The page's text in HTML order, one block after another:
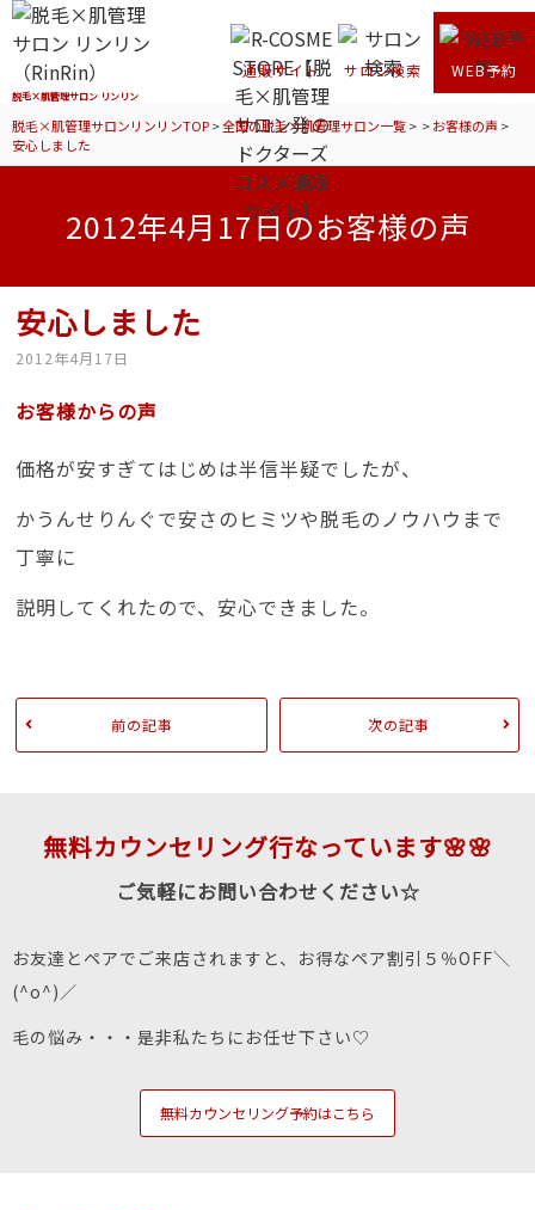
脱毛×肌管理サロン リンリン
通販サイト サロン検索 WEB予約
脱毛×肌管理サロンリンリンTOP>全国の脱毛×肌管理サロン一覧> >お客様の声 >
安心しました
2012年4月17日のお客様の声
安心しました
2012年4月17日
お客様からの声
価格が安すぎてはじめは半信半疑でしたが、
かうんせりんぐで安さのヒミツや脱毛のノウハウまで
丁寧に
説明してくれたので、安心できました。
前の記事 次の記事
無料カウンセリング行なっています🌸🌸
ご気軽にお問い合わせください☆
お友達とペアでご来店されますと、お得なペア割引５％OFF＼
(^o^)／
毛の悩み・・・是非私たちにお任せ下さい♡
無料カウンセリング予約はこちら